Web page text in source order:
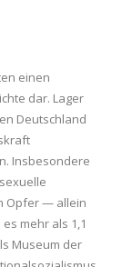
einen
dar. Lager
Deutschland
Insbesondere
Opfer — allein
mehr als 1,1
Museum der